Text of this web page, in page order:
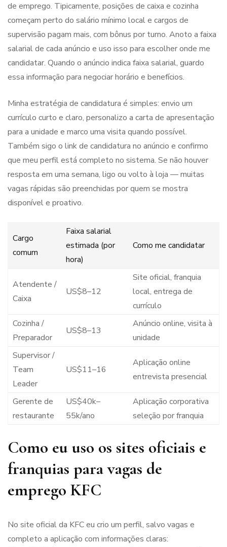
de emprego. Tipicamente, posições de caixa e cozinha
começam perto do salário mínimo local e cargos de
supervisão pagam mais, com bônus por turno. Anoto a faixa
salarial de cada anúncio e uso isso para escolher onde me
candidatar. Quando o anúncio indica faixa salarial, guardo
essa informação para negociar horário e benefícios.
Minha estratégia de candidatura é simples: envio um
currículo curto e claro, personalizo a carta de apresentação
para a unidade e marco uma visita quando possível.
Também sigo o link de candidatura no anúncio e confirmo
que meu perfil está completo no sistema. Se não houver
resposta em uma semana, ligo ou volto à loja — muitas
vagas rápidas são preenchidas por quem se mostra
disponível e proativo.
Cargo
comum
Faixa salarial
estimada (por
hora)
Como me candidatar
Atendente /
Caixa
US$8–12
Site oficial, franquia
local, entrega de
currículo
Cozinha /
Preparador
US$8–13
Anúncio online, visita à
unidade
Supervisor /
Team
Leader
US$11–16
Aplicação online
entrevista presencial
Gerente de
restaurante
US$40k–
55k/ano
Aplicação corporativa
seleção por franquia
Como eu uso os sites oficiais e
franquias para vagas de
emprego KFC
No site oficial da KFC eu crio um perfil, salvo vagas e
completo a aplicação com informações claras: